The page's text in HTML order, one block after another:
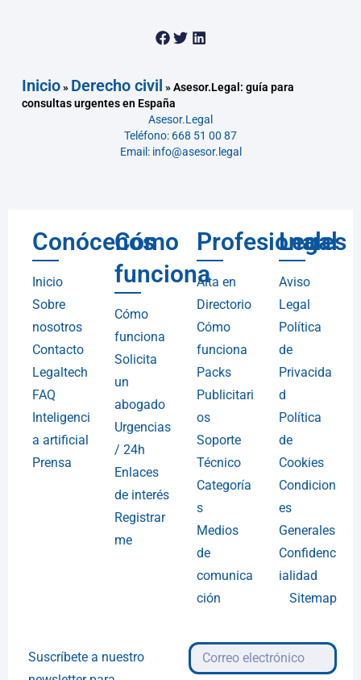
Inicio» Derecho civil »Asesor.Legal: guía para
consultas urgentes en España
Asesor.Legal
Teléfono: 668 51 00 87
Email: info@asesor.legal
Conócenos
Inicio
Sobre
nosotros
Contacto
Legaltech
FAQ
Inteligenci
a artificial
Prensa
Cómo
funciona
Cómo
funciona
Solicita
un
abogado
Urgencias
/ 24h
Enlaces
de interés
Registrar
me
Profesionales
Alta en
Directorio
Cómo
funciona
Packs
Publicitari
os
Soporte
Técnico
Categoría
s
Medios
de
comunica
ción
Legal
Aviso
Legal
Política
de
Privacida
d
Política
de
Cookies
Condicion
es
Generales
Confidenc
ialidad
Sitemap
Suscríbete a nuestro